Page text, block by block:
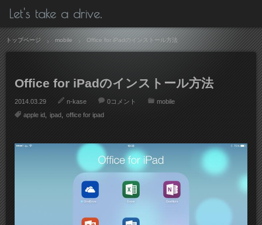
Let's take a drive.
トップページ mobile Office for iPadのインストール方法
Office for iPadのインストール方法
2014.03.29 n-kase 0コメント
mobile
apple id
ipad office for ipad